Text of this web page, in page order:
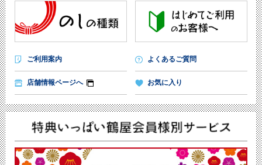
ご利用案内 よくあるご質問
店舗情報ページへ お気に入り